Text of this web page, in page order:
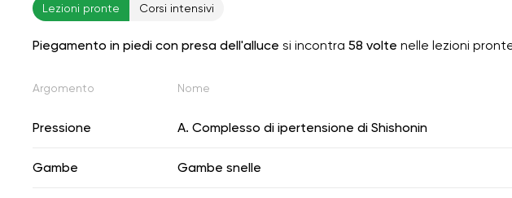
Lezioni pronte Corsi intensivi
Piegamento in piedi con presa dell'alluce si incontra 58 volte nelle lezioni
Argomento Nome
Pressione A. Complesso di ipertensione di Shishonin
Gambe Gambe snelle